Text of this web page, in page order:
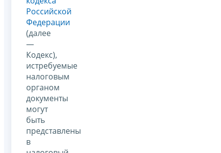
Российской
Федерации
(далее
—
Кодекс),
истребуемые
налоговым
органом
документы
могут
быть
представлены
в